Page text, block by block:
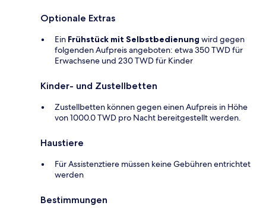
Optionale Extras
Ein Frühstück mit Selbstbedienung wird gegen
folgenden Aufpreis angeboten: etwa 350 TWD für
Erwachsene und 230 TWD für Kinder
Kinder- und Zustellbetten
Zustellbetten können gegen einen Aufpreis in Höhe
von 1000.0 TWD pro Nacht bereitgestellt werden.
Haustiere
Für Assistenztiere müssen keine Gebühren entrichtet
werden
Bestimmungen